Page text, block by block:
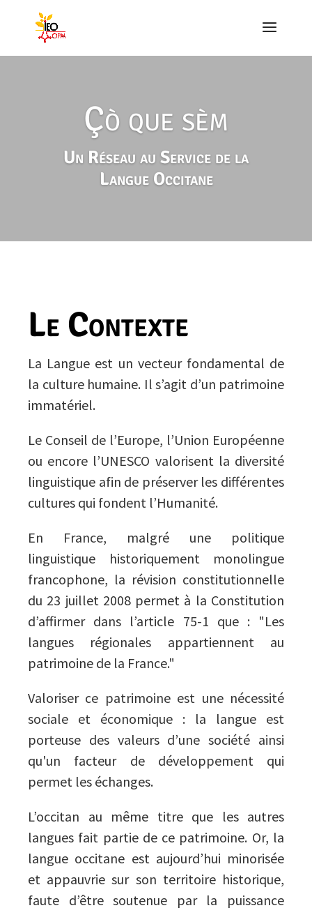
Çò que sèm
Un Réseau au Service de la
Langue Occitane
Le Contexte
La Langue est un vecteur fondamental de
la culture humaine. Il s’agit d’un patrimoine
immatériel.
Le Conseil de l’Europe, l’Union Européenne
ou encore l’UNESCO valorisent la diversité
linguistique afin de préserver les différentes
cultures qui fondent l’Humanité.
En France, malgré une politique
linguistique historiquement monolingue
francophone, la révision constitutionnelle
du 23 juillet 2008 permet à la Constitution
d’affirmer dans l’article 75-1 que : "Les
langues régionales appartiennent au
patrimoine de la France."
Valoriser ce patrimoine est une nécessité
sociale et économique : la langue est
porteuse des valeurs d’une société ainsi
qu'un facteur de développement qui
permet les échanges.
L’occitan au même titre que les autres
langues fait partie de ce patrimoine. Or, la
langue occitane est aujourd’hui minorisée
et appauvrie sur son territoire historique,
faute d’être soutenue par la puissance